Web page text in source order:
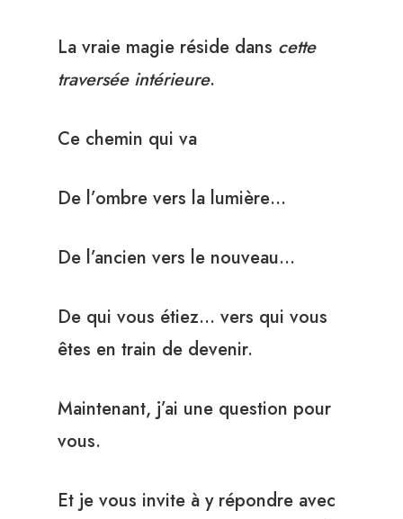
La vraie magie réside dans cette
traversée intérieure.
Ce chemin qui va
De l’ombre vers la lumière…
De l’ancien vers le nouveau…
De qui vous étiez… vers qui vous
êtes en train de devenir.
Maintenant, j’ai une question pour
vous.
Et je vous invite à y répondre avec